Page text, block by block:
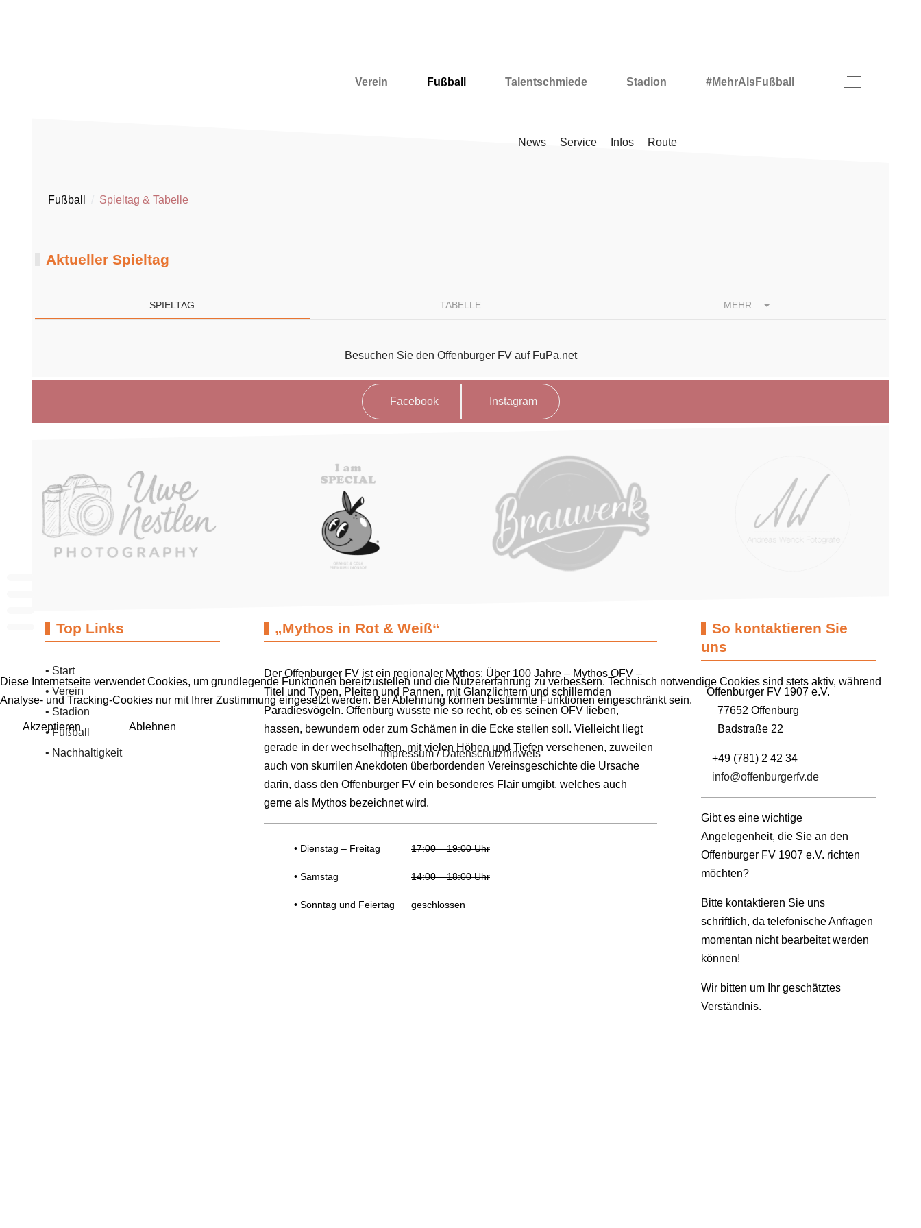
Verein Fußball Talentschmiede Stadion #MehrAlsFußball Off-Canvas
News Service Infos Route
Fußball Spieltag & Tabelle
Aktueller Spieltag
SPIELTAG TABELLE MEHR...
Besuchen Sie den Offenburger FV auf FuPa.net
Facebook Instagram
Top Links
• Start
• Verein
• Stadion
• Fußball
• Nachhaltigkeit
„Mythos in Rot & Weiß“
Der Offenburger FV ist ein regionaler Mythos: Über 100 Jahre – Mythos OFV –
Titel und Typen, Pleiten und Pannen, mit Glanzlichtern und schillernden
Paradiesvögeln. Offenburg wusste nie so recht, ob es seinen OFV lieben,
hassen, bewundern oder zum Schämen in die Ecke stellen soll. Vielleicht liegt
gerade in der wechselhaften, mit vielen Höhen und Tiefen versehenen, zuweilen
auch von skurrilen Anekdoten überbordenden Vereinsgeschichte die Ursache
darin, dass den Offenburger FV ein besonderes Flair umgibt, welches auch
gerne als Mythos bezeichnet wird.
• Dienstag – Freitag 17:00 – 19:00 Uhr
• Samstag 14:00 – 18:00 Uhr
• Sonntag und Feiertag geschlossen
So kontaktieren Sie
uns
Offenburger FV 1907 e.V.
77652 Offenburg
Badstraße 22
+49 (781) 2 42 34
info@offenburgerfv.de
Gibt es eine wichtige
Angelegenheit, die Sie an den
Offenburger FV 1907 e.V. richten
möchten?
Bitte kontaktieren Sie uns
schriftlich, da telefonische Anfragen
momentan nicht bearbeitet werden
können!
Wir bitten um Ihr geschätztes
Verständnis.
Diese Internetseite verwendet Cookies, um grundlegende Funktionen bereitzustellen und die Nutzererfahrung zu verbessern. Technisch notwendige Cookies sind stets aktiv, während
Analyse- und Tracking-Cookies nur mit Ihrer Zustimmung eingesetzt werden. Bei Ablehnung können bestimmte Funktionen eingeschränkt sein.
Akzeptieren Ablehnen
Impressum/Datenschutzhinweis